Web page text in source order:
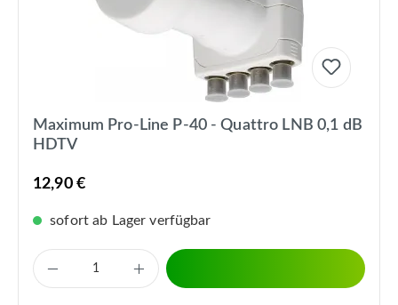
Maximum Pro-Line P-40 - Quattro LNB 0,1 dB
HDTV
12,90 €
sofort ab Lager verfügbar